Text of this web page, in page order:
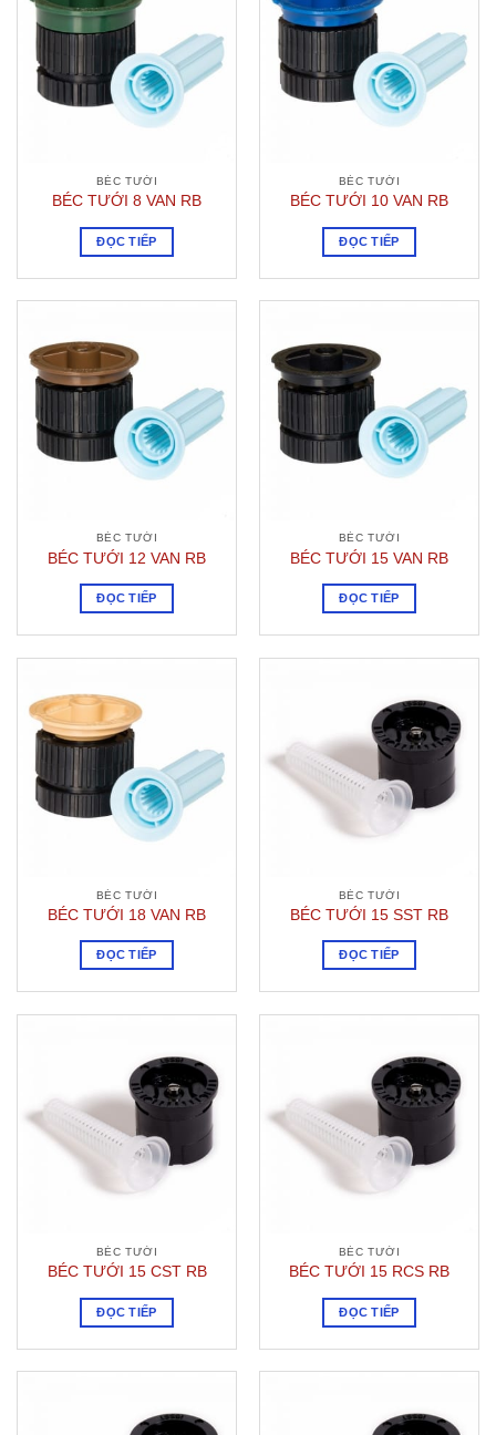
BÉC TƯỚI
BÉC TƯỚI 8 VAN RB
ĐỌC TIẾP
BÉC TƯỚI
BÉC TƯỚI 10 VAN RB
ĐỌC TIẾP
BÉC TƯỚI
BÉC TƯỚI 12 VAN RB
ĐỌC TIẾP
BÉC TƯỚI
BÉC TƯỚI 15 VAN RB
ĐỌC TIẾP
BÉC TƯỚI
BÉC TƯỚI 18 VAN RB
ĐỌC TIẾP
BÉC TƯỚI
BÉC TƯỚI 15 SST RB
ĐỌC TIẾP
BÉC TƯỚI
BÉC TƯỚI 15 CST RB
ĐỌC TIẾP
BÉC TƯỚI
BÉC TƯỚI 15 RCS RB
ĐỌC TIẾP